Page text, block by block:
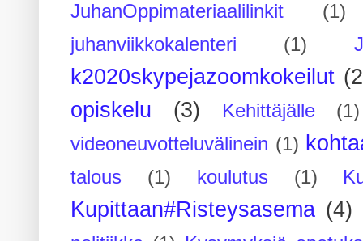
JuhanOppimateriaalilinkit
(1)
juhanviikkokalenteri
(1)
k2020skypejazoomkokeilut
opiskelu
(3) Kehittäjälle
(1)
videoneuvotteluvälinein (1)
talous (1) koulutus (1)
Kupittaan#Risteysasema (4)